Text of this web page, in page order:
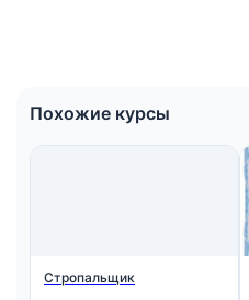
Похожие курсы
Стропальщик